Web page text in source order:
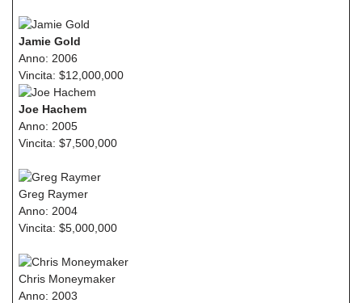
Jamie Gold
Anno: 2006
Vincita: $12,000,000
Joe Hachem
Anno: 2005
Vincita: $7,500,000
Greg Raymer
Anno: 2004
Vincita: $5,000,000
Chris Moneymaker
Anno: 2003